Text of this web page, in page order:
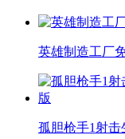
英雄制造工厂
孤胆枪手1射击